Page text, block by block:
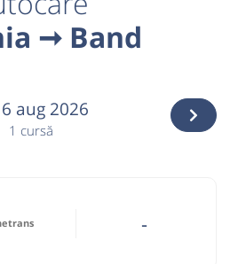
➞ Band
6 aug 2026
1 cursă
-